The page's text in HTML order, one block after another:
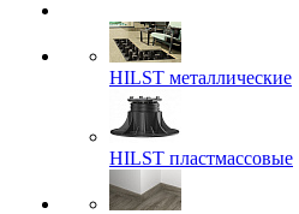
HILST металлические
HILST пластмассовые